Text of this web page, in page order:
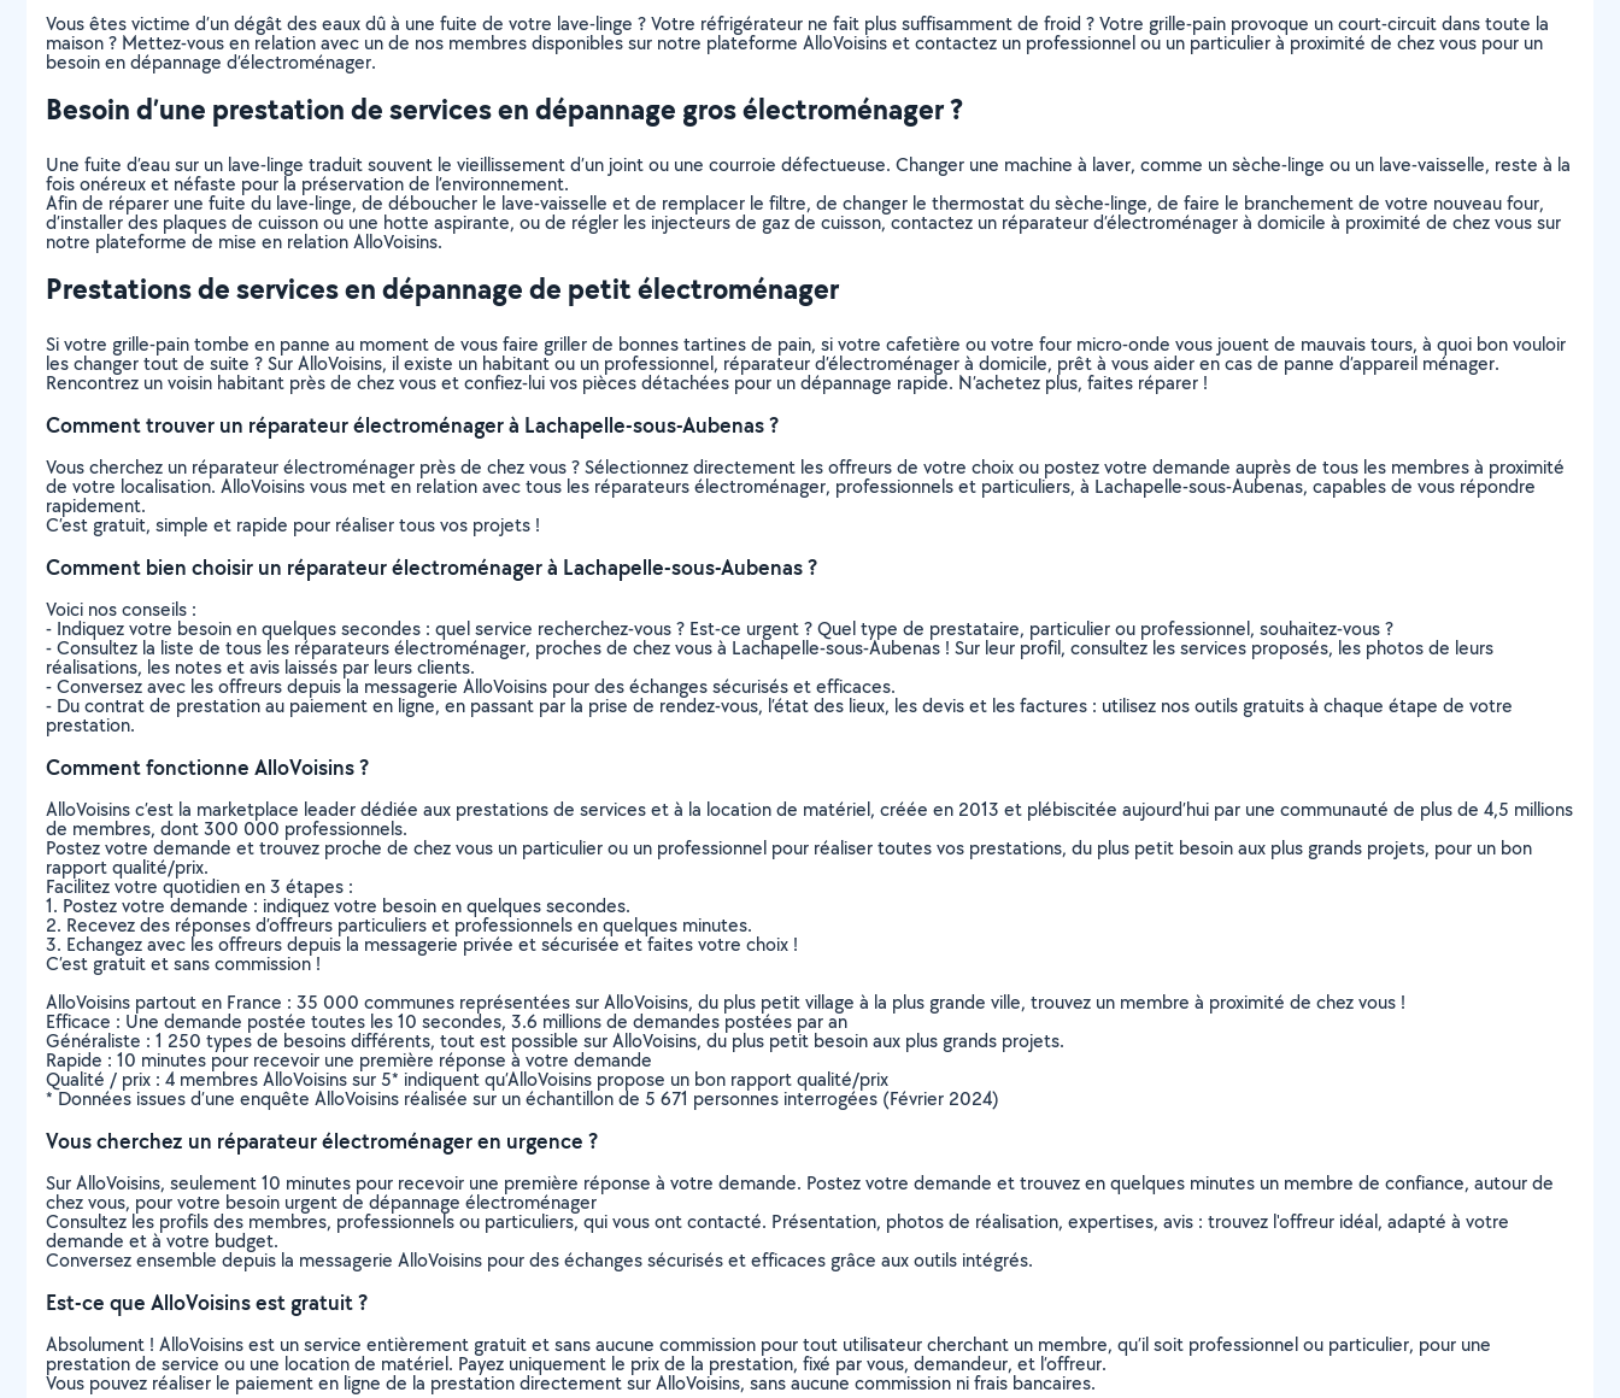
Vous êtes victime d’un dégât des eaux dû à une fuite de votre lave-linge ? Votre réfrigérateur ne fait plus suffisamment de froid ? Votre grille-pain provoque un court-circuit dans toute la
maison ? Mettez-vous en relation avec un de nos membres disponibles sur notre plateforme AlloVoisins et contactez un professionnel ou un particulier à proximité de chez vous pour un
besoin en dépannage d’électroménager.
Besoin d’une prestation de services en dépannage gros électroménager ?
Une fuite d’eau sur un lave-linge traduit souvent le vieillissement d’un joint ou une courroie défectueuse. Changer une machine à laver, comme un sèche-linge ou un lave-vaisselle, reste à la
fois onéreux et néfaste pour la préservation de l’environnement.
Afin de réparer une fuite du lave-linge, de déboucher le lave-vaisselle et de remplacer le filtre, de changer le thermostat du sèche-linge, de faire le branchement de votre nouveau four,
d’installer des plaques de cuisson ou une hotte aspirante, ou de régler les injecteurs de gaz de cuisson, contactez un réparateur d’électroménager à domicile à proximité de chez vous sur
notre plateforme de mise en relation AlloVoisins.
Prestations de services en dépannage de petit électroménager
Si votre grille-pain tombe en panne au moment de vous faire griller de bonnes tartines de pain, si votre cafetière ou votre four micro-onde vous jouent de mauvais tours, à quoi bon vouloir
les changer tout de suite ? Sur AlloVoisins, il existe un habitant ou un professionnel, réparateur d’électroménager à domicile, prêt à vous aider en cas de panne d’appareil ménager.
Rencontrez un voisin habitant près de chez vous et confiez-lui vos pièces détachées pour un dépannage rapide. N’achetez plus, faites réparer !
Comment trouver un réparateur électroménager à Lachapelle-sous-Aubenas ?
Vous cherchez un réparateur électroménager près de chez vous ? Sélectionnez directement les offreurs de votre choix ou postez votre demande auprès de tous les membres à proximité
de votre localisation. AlloVoisins vous met en relation avec tous les réparateurs électroménager, professionnels et particuliers, à Lachapelle-sous-Aubenas, capables de vous répondre
rapidement.
C’est gratuit, simple et rapide pour réaliser tous vos projets !
Comment bien choisir un réparateur électroménager à Lachapelle-sous-Aubenas ?
Voici nos conseils :
- Indiquez votre besoin en quelques secondes : quel service recherchez-vous ? Est-ce urgent ? Quel type de prestataire, particulier ou professionnel, souhaitez-vous ?
- Consultez la liste de tous les réparateurs électroménager, proches de chez vous à Lachapelle-sous-Aubenas ! Sur leur profil, consultez les services proposés, les photos de leurs
réalisations, les notes et avis laissés par leurs clients.
- Conversez avec les offreurs depuis la messagerie AlloVoisins pour des échanges sécurisés et efficaces.
- Du contrat de prestation au paiement en ligne, en passant par la prise de rendez-vous, l’état des lieux, les devis et les factures : utilisez nos outils gratuits à chaque étape de votre
prestation.
Comment fonctionne AlloVoisins ?
AlloVoisins c’est la marketplace leader dédiée aux prestations de services et à la location de matériel, créée en 2013 et plébiscitée aujourd’hui par une communauté de plus de 4,5 millions
de membres, dont 300 000 professionnels.
Postez votre demande et trouvez proche de chez vous un particulier ou un professionnel pour réaliser toutes vos prestations, du plus petit besoin aux plus grands projets, pour un bon
rapport qualité/prix.
Facilitez votre quotidien en 3 étapes :
1. Postez votre demande : indiquez votre besoin en quelques secondes.
2. Recevez des réponses d’offreurs particuliers et professionnels en quelques minutes.
3. Echangez avec les offreurs depuis la messagerie privée et sécurisée et faites votre choix !
C’est gratuit et sans commission !
AlloVoisins partout en France : 35 000 communes représentées sur AlloVoisins, du plus petit village à la plus grande ville, trouvez un membre à proximité de chez vous !
Efficace : Une demande postée toutes les 10 secondes, 3.6 millions de demandes postées par an
Généraliste : 1 250 types de besoins différents, tout est possible sur AlloVoisins, du plus petit besoin aux plus grands projets.
Rapide : 10 minutes pour recevoir une première réponse à votre demande
Qualité / prix : 4 membres AlloVoisins sur 5* indiquent qu’AlloVoisins propose un bon rapport qualité/prix
* Données issues d’une enquête AlloVoisins réalisée sur un échantillon de 5 671 personnes interrogées (Février 2024)
Vous cherchez un réparateur électroménager en urgence ?
Sur AlloVoisins, seulement 10 minutes pour recevoir une première réponse à votre demande. Postez votre demande et trouvez en quelques minutes un membre de confiance, autour de
chez vous, pour votre besoin urgent de dépannage électroménager
Consultez les profils des membres, professionnels ou particuliers, qui vous ont contacté. Présentation, photos de réalisation, expertises, avis : trouvez l'offreur idéal, adapté à votre
demande et à votre budget.
Conversez ensemble depuis la messagerie AlloVoisins pour des échanges sécurisés et efficaces grâce aux outils intégrés.
Est-ce que AlloVoisins est gratuit ?
Absolument ! AlloVoisins est un service entièrement gratuit et sans aucune commission pour tout utilisateur cherchant un membre, qu’il soit professionnel ou particulier, pour une
prestation de service ou une location de matériel. Payez uniquement le prix de la prestation, fixé par vous, demandeur, et l’offreur.
Vous pouvez réaliser le paiement en ligne de la prestation directement sur AlloVoisins, sans aucune commission ni frais bancaires.